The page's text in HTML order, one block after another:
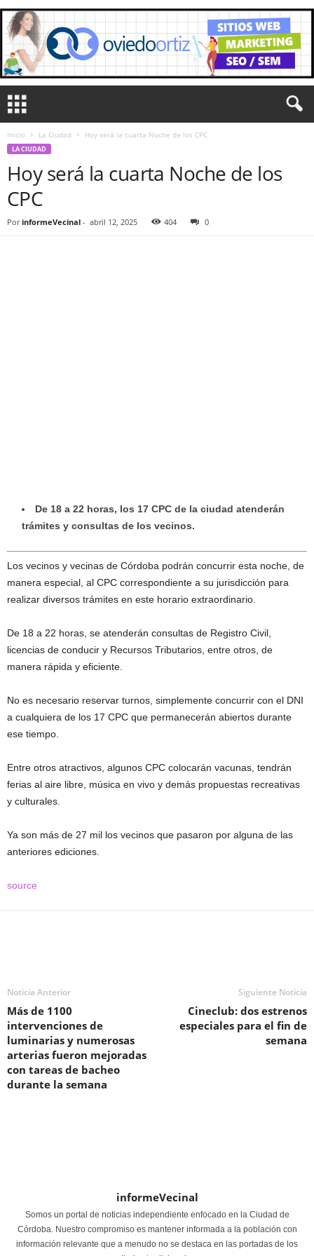
Inicio La Ciudad Hoy será la cuarta Noche de los CPC
LA CIUDAD
Hoy será la cuarta Noche de los
CPC
Por informeVecinal - abril 12, 2025 404 0
De 18 a 22 horas, los 17 CPC de la ciudad atenderán
trámites y consultas de los vecinos.
Los vecinos y vecinas de Córdoba podrán concurrir esta noche, de
manera especial, al CPC correspondiente a su jurisdicción para
realizar diversos trámites en este horario extraordinario.
De 18 a 22 horas, se atenderán consultas de Registro Civil,
licencias de conducir y Recursos Tributarios, entre otros, de
manera rápida y eficiente.
No es necesario reservar turnos, simplemente concurrir con el DNI
a cualquiera de los 17 CPC que permanecerán abiertos durante
ese tiempo.
Entre otros atractivos, algunos CPC colocarán vacunas, tendrán
ferias al aire libre, música en vivo y demás propuestas recreativas
y culturales.
Ya son más de 27 mil los vecinos que pasaron por alguna de las
anteriores ediciones.
source
Noticia Anterior
Más de 1100
intervenciones de
luminarias y numerosas
arterias fueron mejoradas
con tareas de bacheo
durante la semana
Siguiente Noticia
Cineclub: dos estrenos
especiales para el fin de
semana
informeVecinal
Somos un portal de noticias independiente enfocado en la Ciudad de
Córdoba. Nuestro compromiso es mantener informada a la población con
información relevante que a menudo no se destaca en las portadas de los